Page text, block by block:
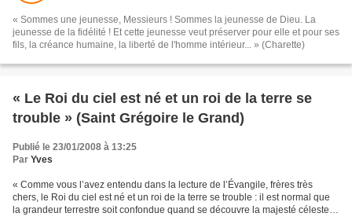
« Sommes une jeunesse, Messieurs ! Sommes la jeunesse de Dieu. La
jeunesse de la fidélité ! Et cette jeunesse veut préserver pour elle et pour ses
fils, la créance humaine, la liberté de l'homme intérieur... » (Charette)
« Le Roi du ciel est né et un roi de la terre se
trouble » (Saint Grégoire le Grand)
Publié le 23/01/2008 à 13:25
Par Yves
« Comme vous l’avez entendu dans la lecture de l’Évangile, frères très
chers, le Roi du ciel est né et un roi de la terre se trouble : il est normal que
la grandeur terrestre soit confondue quand se découvre la majesté céleste.